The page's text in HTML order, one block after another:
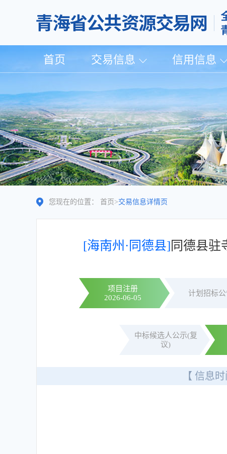
首页 交易信息 信用信息
您现在的位置： 首页 >交易信息详情页
[海南州·同德县] 同德县驻
项目注册
2026-06-05
计划招标公
中标候选人公示(复
议)
【 信息